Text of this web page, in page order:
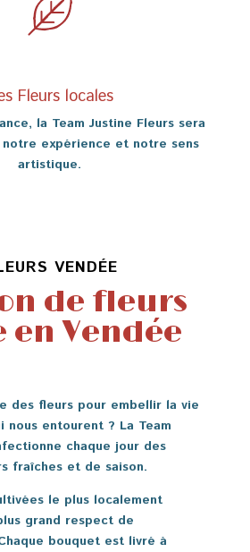
Fleurs locales
la Team Justine Fleurs sera
expérience et notre sens
artistique.
VENDÉE
de fleurs
Vendée
des fleurs pour embellir la vie
nous entourent ? La Team
chaque jour des
fraîches et de saison.
le plus localement
grand respect de
bouquet est livré à